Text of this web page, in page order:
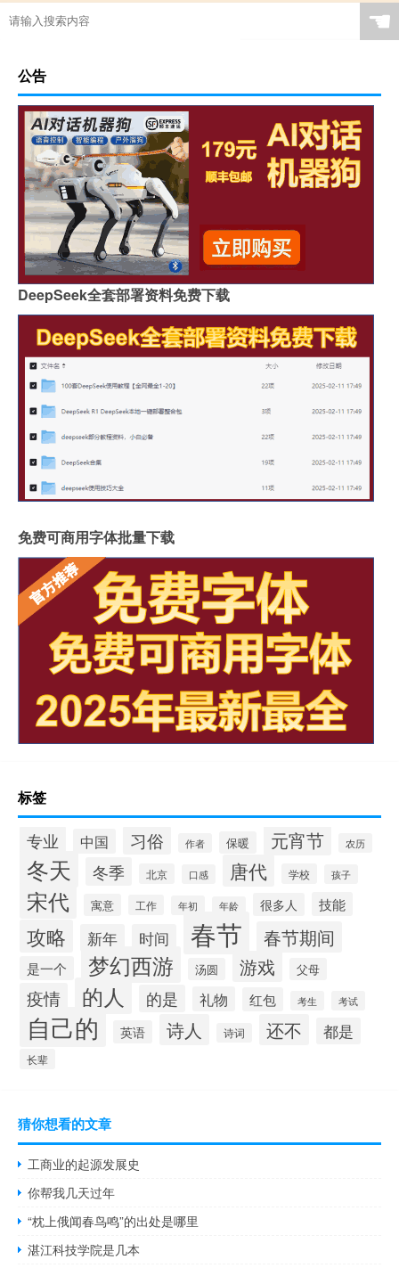
☚
公告
DeepSeek全套部署资料免费下载
免费可商用字体批量下载
标签
专业 中国 习俗 作者 保暖 元宵节 农历
冬天 冬季 北京 口感 唐代 学校 孩子
宋代 寓意 工作 年初 年龄 很多人 技能
攻略 新年 时间 春节 春节期间
是一个 梦幻西游 汤圆 游戏 父母
疫情 的人 的是 礼物 红包 考生 考试
自己的 英语 诗人 诗词 还不 都是
长辈
猜你想看的文章
工商业的起源发展史
你帮我几天过年
“枕上俄闻春鸟鸣”的出处是哪里
湛江科技学院是几本